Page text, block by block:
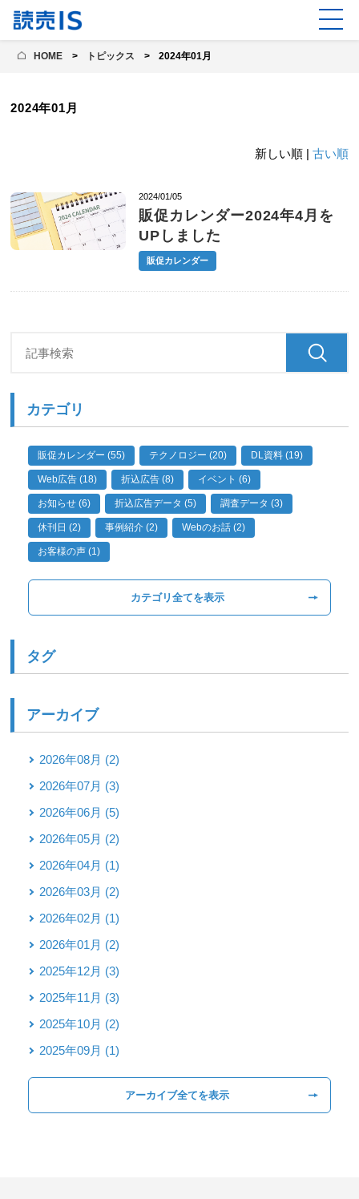
HOME トピックス 2024年01月
2024年01月
新しい順 | 古い順
2024/01/05
販促カレンダー2024年4月を
UPしました
販促カレンダー
カテゴリ
販促カレンダー (55) テクノロジー (20) DL資料 (19)
Web広告 (18) 折込広告 (8) イベント (6)
お知らせ (6) 折込広告データ (5) 調査データ (3)
休刊日 (2) 事例紹介 (2) Webのお話 (2)
お客様の声 (1)
カテゴリ全てを表示
タグ
アーカイブ
2026年08月 (2)
2026年07月 (3)
2026年06月 (5)
2026年05月 (2)
2026年04月 (1)
2026年03月 (2)
2026年02月 (1)
2026年01月 (2)
2025年12月 (3)
2025年11月 (3)
2025年10月 (2)
2025年09月 (1)
アーカイブ全てを表示